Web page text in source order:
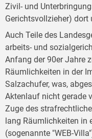
Zivil- und
Gerichtsvollzieher) dort
Auch Teile des
arbeits- und
Anfang der 90er Jahre
Räumlichkeiten in der
Salzachufer, was,
Aktenlauf nicht gerade
Zuge des
lang Räumlichkeiten in
(sogenannte "WEB-